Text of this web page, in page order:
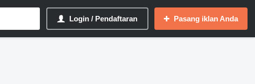
Login / Pendaftaran Pasang iklan Anda